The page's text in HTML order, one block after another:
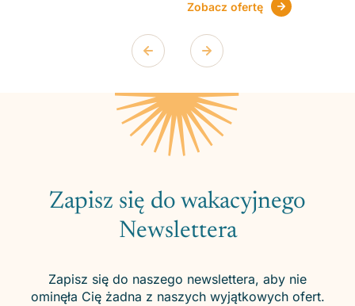
Zobacz ofertę
Zapisz się do wakacyjnego
Newslettera
Zapisz się do naszego newslettera, aby nie
ominęła Cię żadna z naszych wyjątkowych ofert.